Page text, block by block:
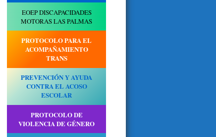
EOEP DISCAPACIDADES
MOTORAS LAS PALMAS
PROTOCOLO PARA EL
ACOMPAÑAMIENTO
TRANS
PREVENCIÓN Y AYUDA
CONTRA EL ACOSO
ESCOLAR
PROTOCOLO DE
VIOLENCIA DE GÉNERO